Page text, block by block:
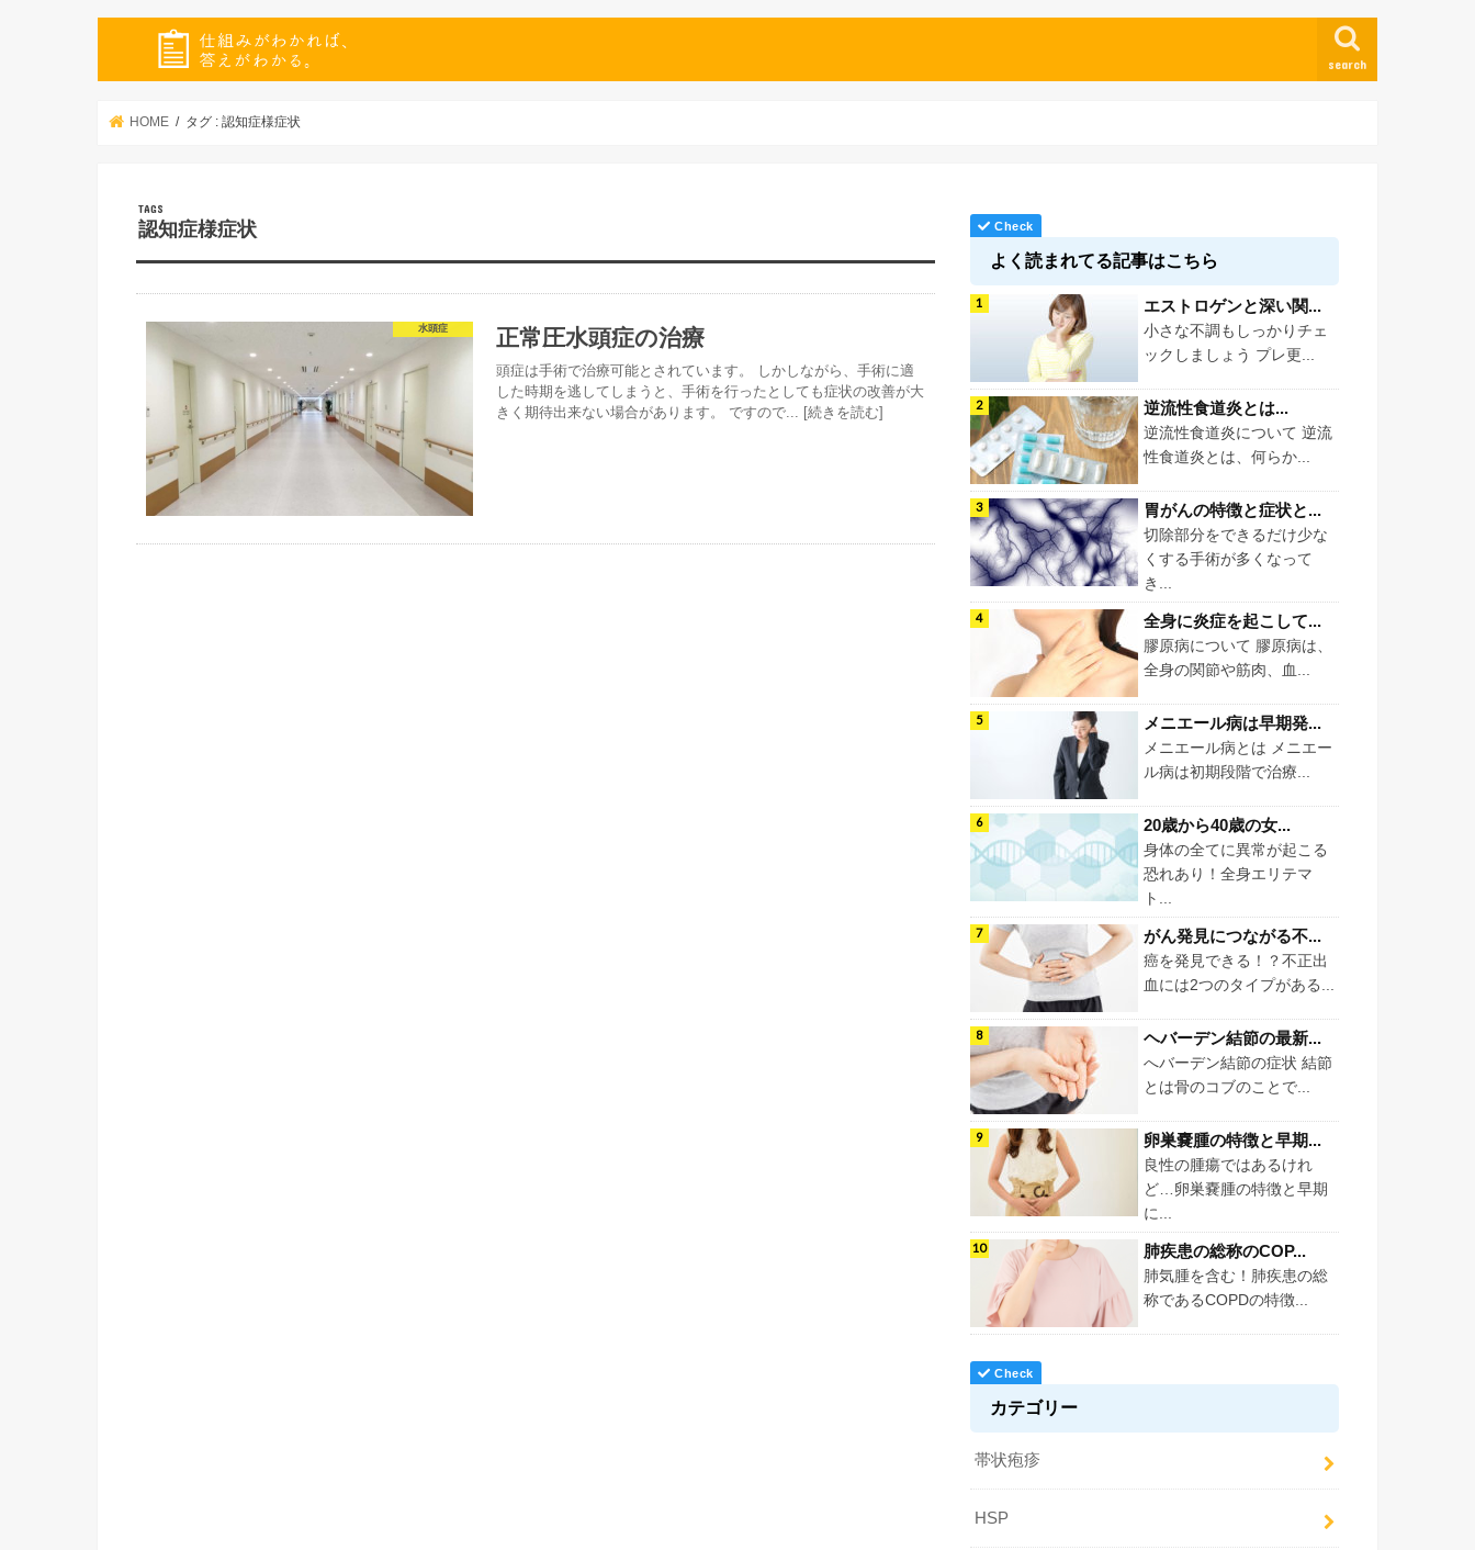
search
HOME タグ : 認知症様症状
認知症様症状
水頭症 正常圧水頭症の治療
頭症は手術で治療可能とされています。 しかしながら、手術に適
した時期を逃してしまうと、手術を行ったとしても症状の改善が大
きく期待出来ない場合があります。 ですので... [続きを読む]
よく読まれてる記事はこちら
エストロゲンと深い関...
小さな不調もしっかりチェ
ックしましょう プレ更...
逆流性食道炎とは...
逆流性食道炎について 逆流
性食道炎とは、何らか...
胃がんの特徴と症状と...
切除部分をできるだけ少な
くする手術が多くなって
き...
全身に炎症を起こして...
膠原病について 膠原病は、
全身の関節や筋肉、血...
メニエール病は早期発...
メニエール病とは メニエー
ル病は初期段階で治療...
20歳から40歳の女...
身体の全てに異常が起こる
恐れあり！全身エリテマ
ト...
がん発見につながる不...
癌を発見できる！？不正出
血には2つのタイプがある...
ヘバーデン結節の最新...
へバーデン結節の症状 結節
とは骨のコブのことで...
卵巣嚢腫の特徴と早期...
良性の腫瘍ではあるけれ
ど…卵巣嚢腫の特徴と早期
に...
肺疾患の総称のCOP...
肺気腫を含む！肺疾患の総
称であるCOPDの特徴...
カテゴリー
帯状疱疹
HSP